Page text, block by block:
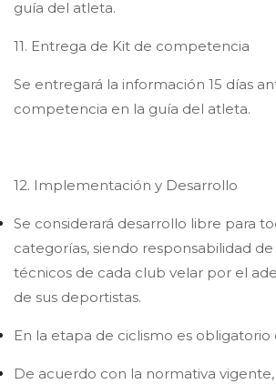
guía del atleta.
11. Entrega de Kit de competencia
Se entregará la información 15 días
competencia en la guía del atleta.
12. Implementación y Desarrollo
Se considerará desarrollo libre para
categorías, siendo responsabilidad
técnicos de cada club velar por el
de sus deportistas.
En la etapa de ciclismo es obligatorio
De acuerdo con la normativa